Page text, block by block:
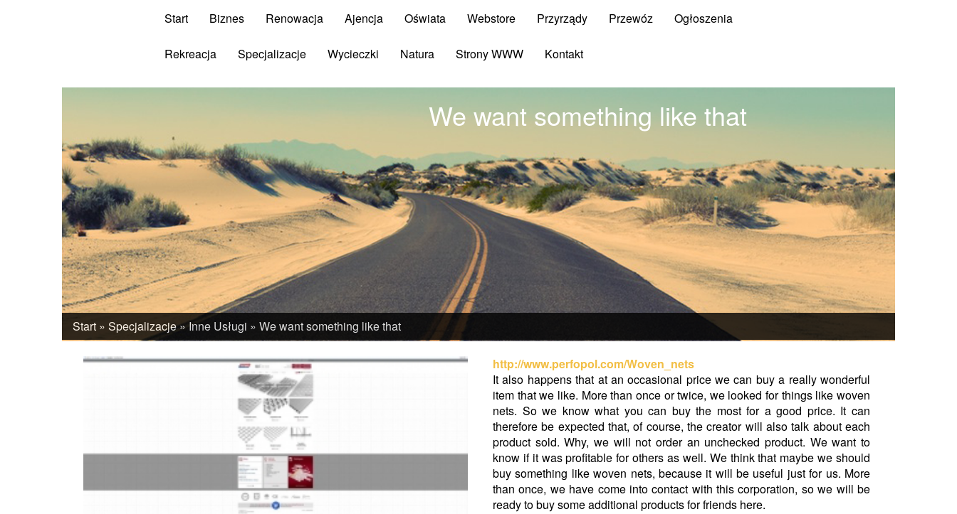
Start Biznes Renowacja Ajencja Oświata Webstore Przyrządy Przewóz Ogłoszenia
Rekreacja Specjalizacje Wycieczki Natura Strony WWW Kontakt
We want something like that
Start » Specjalizacje»Inne Usługi » We want something like that
http://www.perfopol.com/Woven_nets
It also happens that at an occasional price we can buy a really wonderful
item that we like. More than once or twice, we looked for things like woven
nets. So we know what you can buy the most for a good price. It can
therefore be expected that, of course, the creator will also talk about each
product sold. Why, we will not order an unchecked product. We want to
know if it was profitable for others as well. We think that maybe we should
buy something like woven nets, because it will be useful just for us. More
than once, we have come into contact with this corporation, so we will be
ready to buy some additional products for friends here.